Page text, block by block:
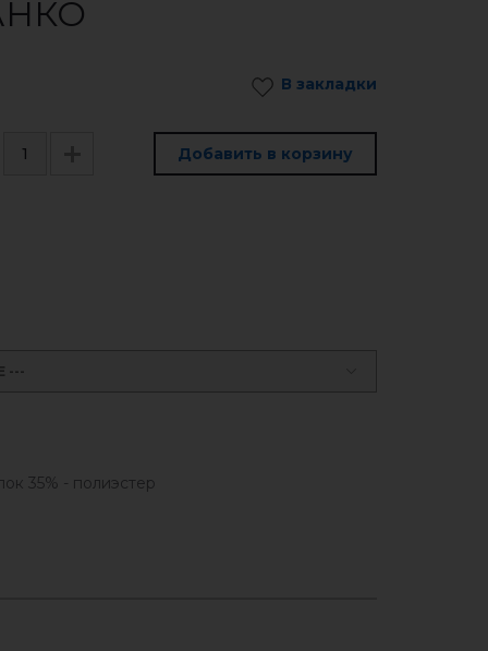
В закладки
Добавить в корзину
---
35% - полиэстер